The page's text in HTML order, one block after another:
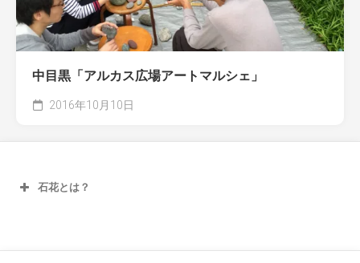
中目黒「アルカス広場アートマルシェ」
2016年10月10日
石花とは？